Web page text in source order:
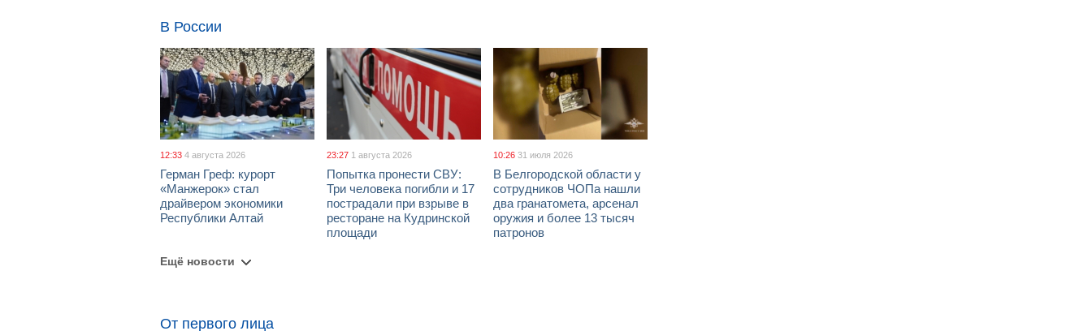
В России
12:33 4 августа 2026
Герман Греф: курорт
«Манжерок» стал
драйвером экономики
Республики Алтай
23:27 1 августа 2026
Попытка пронести СВУ:
Три человека погибли и 17
пострадали при взрыве в
ресторане на Кудринской
площади
10:26 31 июля 2026
В Белгородской области у
сотрудников ЧОПа нашли
два гранатомета, арсенал
оружия и более 13 тысяч
патронов
Ещё новости
От первого лица